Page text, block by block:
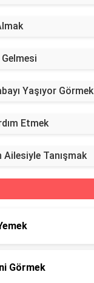
Yaşıyor Görmek
Etmek
Ailesiyle Tanışmak
Görmek